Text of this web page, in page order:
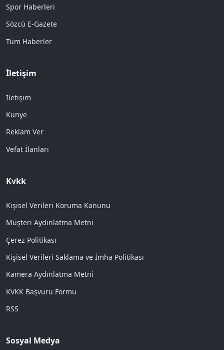
Spor Haberleri
Sözcü E-Gazete
Tüm Haberler
İletişim
İletişim
Künye
Reklam Ver
Vefat İlanları
Kvkk
Kişisel Verileri Koruma Kanunu
Müşteri Aydınlatma Metni
Çerez Politikası
Kişisel Verileri Saklama ve İmha Politikası
Kamera Aydınlatma Metni
KVKK Başvuru Formu
RSS
Sosyal Medya